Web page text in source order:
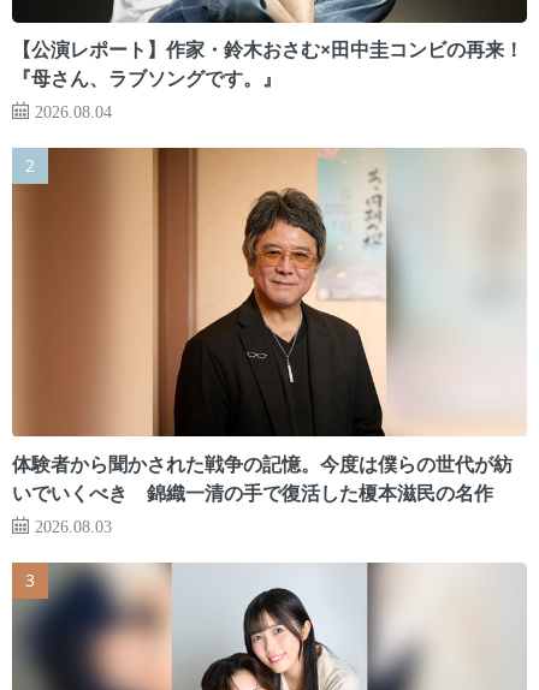
【公演レポート】作家・鈴木おさむ×田中圭コンビの再来！
『母さん、ラブソングです。』
2026.08.04
体験者から聞かされた戦争の記憶。今度は僕らの世代が紡
いでいくべき 錦織一清の手で復活した榎本滋民の名作
2026.08.03